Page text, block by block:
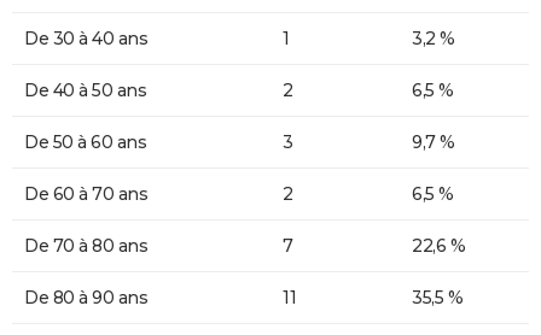
De 30 à 40 ans 1 3,2 %
De 40 à 50 ans 2 6,5 %
De 50 à 60 ans 3 9,7 %
De 60 à 70 ans 2 6,5 %
De 70 à 80 ans 7 22,6 %
De 80 à 90 ans 11 35,5 %